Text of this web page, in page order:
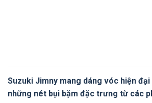
Suzuki Jimny mang dáng vóc hiện
những nét bụi bặm đặc trưng từ các